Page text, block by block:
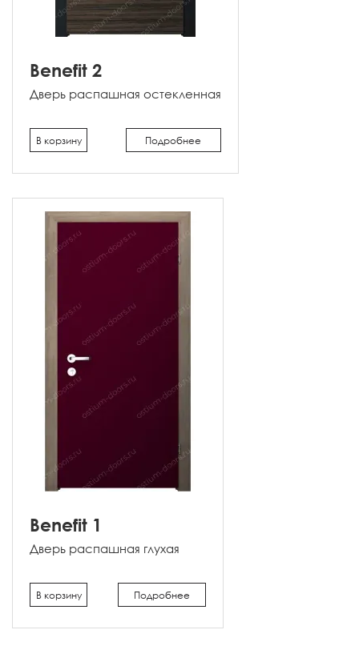
Benefit 2
Дверь распашная остекленная
Подробнее
В корзину
Benefit 1
Дверь распашная глухая
Подробнее
В корзину